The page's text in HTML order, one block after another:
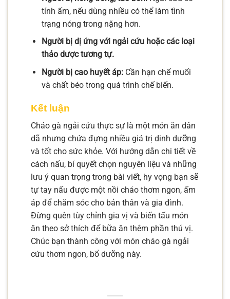
tính ấm, nếu dùng nhiều có thể làm tình
trạng nóng trong nặng hơn.
Người bị dị ứng với ngải cứu hoặc các loại
thảo dược tương tự.
Người bị cao huyết áp:Cần hạn chế muối
và chất béo trong quá trình chế biến.
Kết luận
Cháo gà ngải cứu thực sự là một món ăn dân
dã nhưng chứa đựng nhiều giá trị dinh dưỡng
và tốt cho sức khỏe. Với hướng dẫn chi tiết về
cách nấu, bí quyết chọn nguyên liệu và những
lưu ý quan trọng trong bài viết, hy vọng bạn sẽ
tự tay nấu được một nồi cháo thơm ngon, ấm
áp để chăm sóc cho bản thân và gia đình.
Đừng quên tùy chỉnh gia vị và biến tấu món
ăn theo sở thích để bữa ăn thêm phần thú vị.
Chúc bạn thành công với món cháo gà ngải
cứu thơm ngon, bổ dưỡng này.